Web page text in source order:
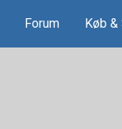
Forum Køb &